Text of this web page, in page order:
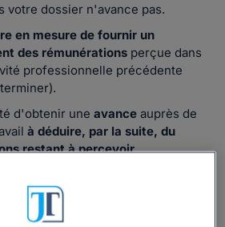
votre dossier n'avance pas.
en mesure de fournir un
des rémunérations perçue dans
professionnelle précédente
d'obtenir une avance auprès de
à déduire, par la suite, du
restant à percevoir.
modèle de lettre ?
de demande d’avance sur les